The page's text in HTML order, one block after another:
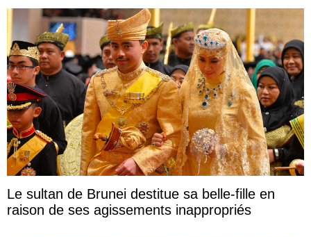
Le sultan de Brunei destitue sa belle-fille en
raison de ses agissements inappropriés